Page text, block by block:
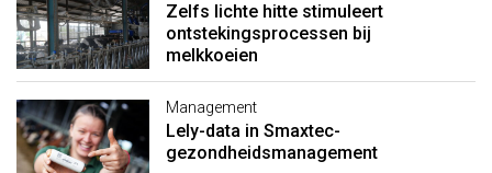
Zelfs lichte hitte stimuleert
ontstekingsprocessen bij
melkkoeien
Management
Lely-data in Smaxtec-
gezondheidsmanagement